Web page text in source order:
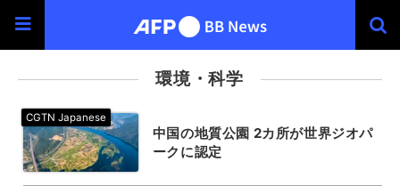
環境・科学
中国の地質公園 2カ所が世界ジオパ
ークに認定